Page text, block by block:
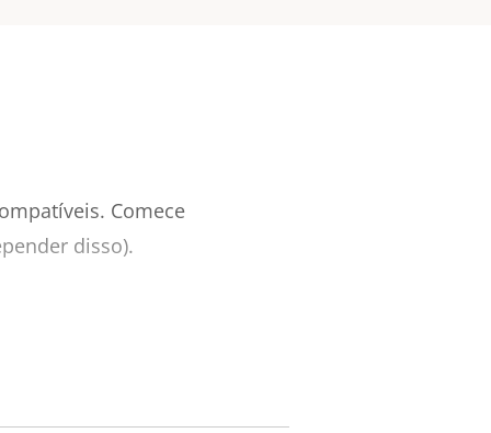
Comece
disso).